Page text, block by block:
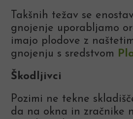
Takšnih težav se
gnojenje uporabljamo
imajo plodove z
gnojenju s sredstvom
Škodljivci
Pozimi ne tekne
da na okna in zračnike